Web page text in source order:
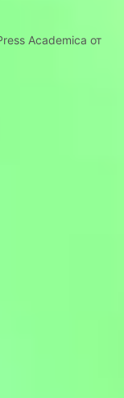
Academica от